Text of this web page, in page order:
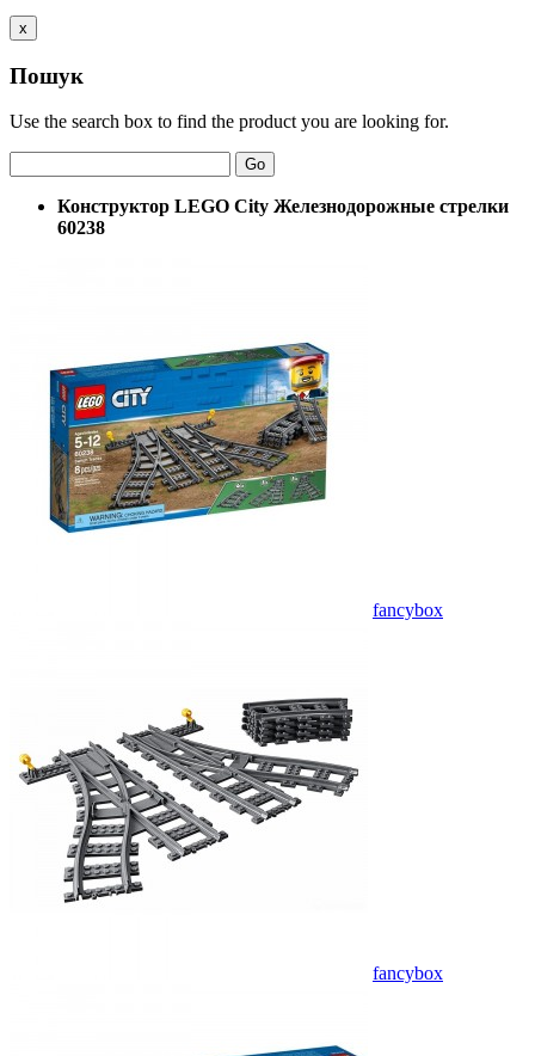
x
Пошук
Use the search box to find the product you are looking for.
Go
Конструктор LEGO City Железнодорожные стрелки
60238
fancybox
fancybox